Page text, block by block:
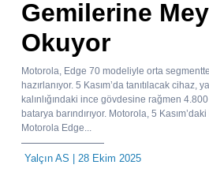
Gemilerine
Okuyor
Motorola, Edge 70 modeliyle orta
hazırlanıyor. 5 Kasım’da tanıtılacak cihaz,
kalınlığındaki ince gövdesine rağmen
batarya barındırıyor. Motorola, 5
Motorola Edge...
Yalçın AS | 28 Ekim 2025